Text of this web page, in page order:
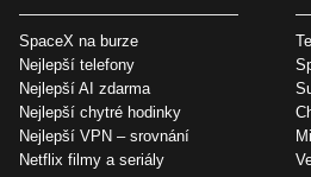
SpaceX na burze
Nejlepší telefony
Nejlepší AI zdarma
Nejlepší chytré hodinky
Nejlepší VPN – srovnání
Netflix filmy a seriály